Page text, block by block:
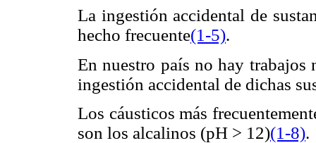
La ingestión accidental de
hecho frecuente(1-5).
En nuestro país no hay trabajos
ingestión accidental de dichas
Los cáusticos más
son los alcalinos (pH > 12)(1-8).